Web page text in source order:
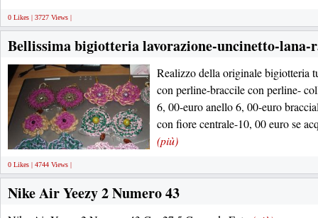
0 Likes | 3727 Views |
Bellissima bigiotteria lavorazione-uncinetto-lana-
Realizzo della originale bigiotteria
con perline-braccile con perline-
6, 00-euro anello 6, 00-euro
con fiore centrale-10, 00 euro se
(più)
0 Likes | 4744 Views |
Nike Air Yeezy 2 Numero 43